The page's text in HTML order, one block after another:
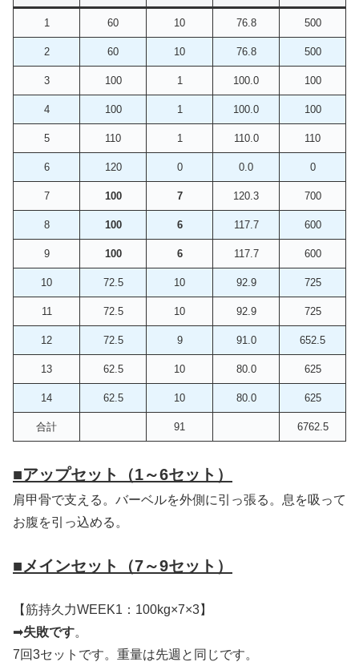
1 60 10 76.8 500
2 60 10 76.8 500
3 100 1 100.0 100
4 100 1 100.0 100
5 110 1 110.0 110
6 120 0 0.0 0
7 100 7 120.3 700
8 100 6 117.7 600
9 100 6 117.7 600
10 72.5 10 92.9 725
11 72.5 10 92.9 725
12 72.5 9 91.0 652.5
13 62.5 10 80.0 625
14 62.5 10 80.0 625
合計 91 6762.5
■アップセット（1～6セット）
肩甲骨で支える。バーベルを外側に引っ張る。息を吸って
お腹を引っ込める。
■メインセット（7～9セット）
【筋持久力WEEK1：100kg×7×3】
➡失敗です。
7回3セットです。重量は先週と同じです。